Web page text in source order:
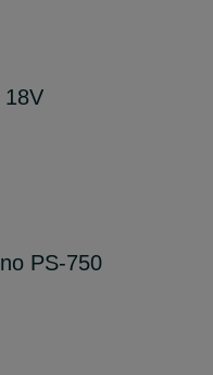
18V
PS-750